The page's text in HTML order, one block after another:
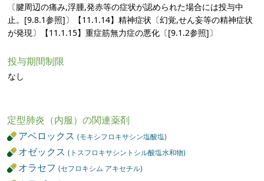
〔腱周辺の痛み,浮腫,発赤等の症状が認められた場合には投与中
止。[9.8.1参照]〕【11.1.14】精神症状〔幻覚,せん妄等の精神症状
が発現〕【11.1.15】重症筋無力症の悪化〔[9.1.2参照]〕
投与期間制限
なし
定型肺炎（内服）の関連薬剤
アベロックス(モキシフロキサシン塩酸塩)
オゼックス(トスフロキサシントシル酸塩水和物)
オラセフ(セフロキシム アキセチル)